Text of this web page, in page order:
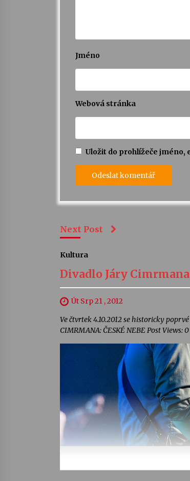
Jméno
Webová stránka
Uložit do prohlížeče jméno,
Next Post
Kultura
Divadlo Járy
Út Srp 21 , 2012
Ve čtvrtek 4.10.2012 se historicky
CIMRMANA: ČESKÉ NEBE Post Views: 0